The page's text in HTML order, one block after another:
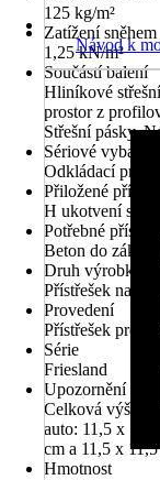
125 kg/m²
Zatížení sněhem
1,25 kN/m²
Součástí balení
Hliníkové
prostor z
Střešní pásky,
Sériové vybavení
Odkládací prostor
Přiložené
H ukotvení
Potřebné
Beton do základů
Druh výrobku
Přístřešek na auto
Provedení
Přístřešek pro
Série
Friesland
Upozornění
Celková výška
auto: 11,5 x
cm a 11,5 x
Hmotnost
Návod k